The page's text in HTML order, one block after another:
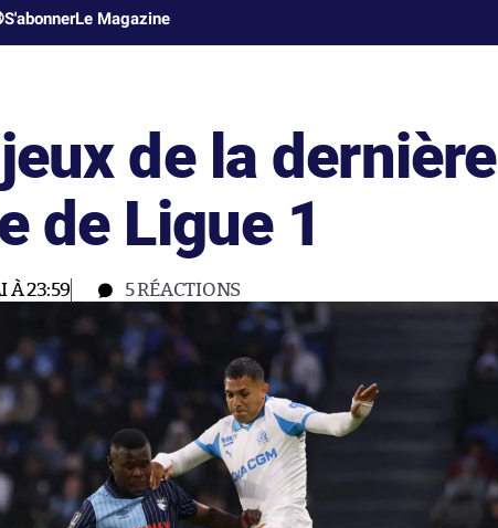
S'abonnerLe Magazine
de la dernière
de Ligue 1
À 23:59 5RÉACTIONS